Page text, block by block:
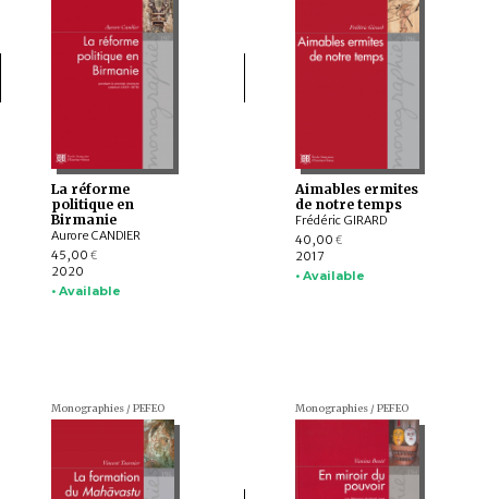
La réforme
politique en
Birmanie
Aurore CANDIER
45,00 €
2020
• Available
Aimables ermites
de notre temps
Frédéric GIRARD
40,00 €
2017
• Available
Monographies / PEFEO Monographies / PEFEO